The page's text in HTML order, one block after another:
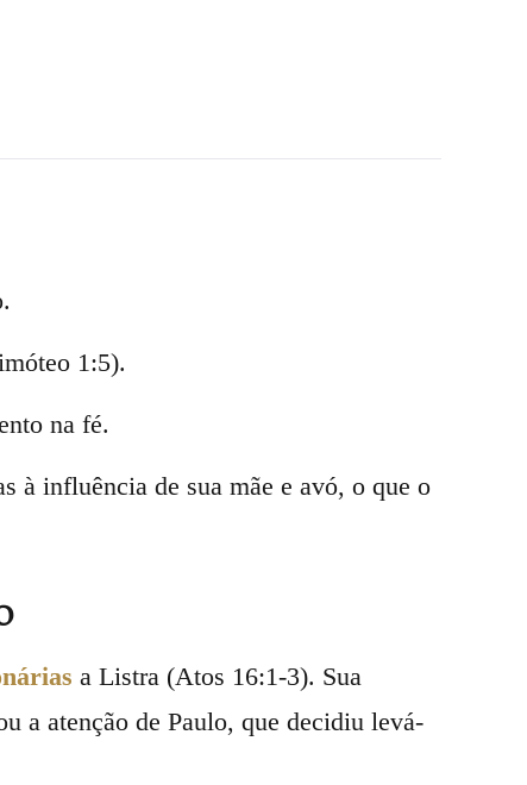
1:5).
na fé.
à influência de sua mãe e avó, o que o
a Listra (Atos 16:1-3). Sua
a atenção de Paulo, que decidiu levá-